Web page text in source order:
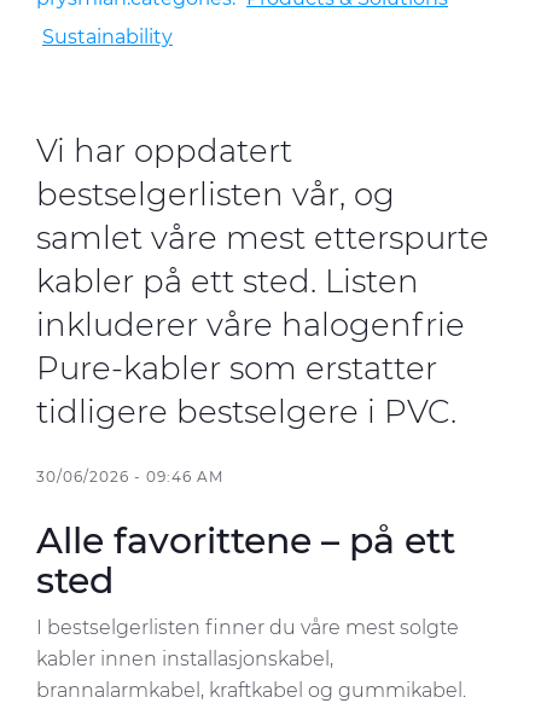
DoP
Kontakt oss
Nyheter
Om oss
Eventyret i Drammen
Karriere – Jobb i Prysmian
Etikk og integritet
Åpenhetsloven
Mediebibliotek
Nyhetsbrev
Cable App
Sustainability
Vi har oppdatert
bestselgerlisten vår, og
samlet våre mest etterspurte
kabler på ett sted. Listen
inkluderer våre halogenfrie
Pure-kabler som erstatter
tidligere bestselgere i PVC.
30/06/2026 - 09:46 AM
Alle favorittene – på ett
sted
I bestselgerlisten finner du våre mest solgte
kabler innen installasjonskabel,
brannalarmkabel, kraftkabel og gummikabel.